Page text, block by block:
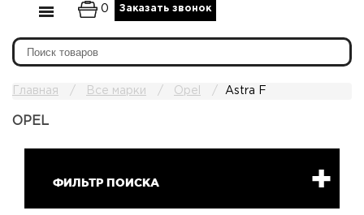
0 Заказать звонок
Главная Все марки Opel Astra F
OPEL
ФИЛЬТР ПОИСКА